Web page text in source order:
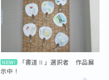
NEW! 「書道Ⅱ」選択者 作品展
示中！